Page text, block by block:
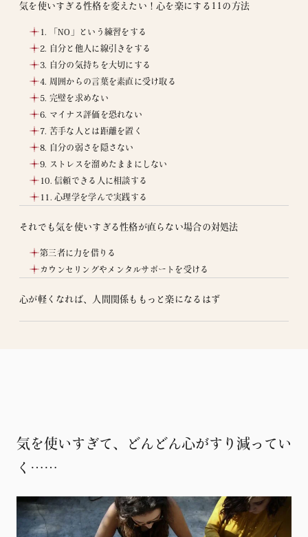
気を使いすぎる性格を変えたい！心を楽にする11の方法
1. 「NO」という練習をする
2. 自分と他人に線引きをする
3. 自分の気持ちを大切にする
4. 周囲からの言葉を素直に受け取る
5. 完璧を求めない
6. マイナス評価を恐れない
7. 苦手な人とは距離を置く
8. 自分の弱さを隠さない
9. ストレスを溜めたままにしない
10. 信頼できる人に相談する
11. 心理学を学んで実践する
それでも気を使いすぎる性格が直らない場合の対処法
第三者に力を借りる
カウンセリングやメンタルサポートを受ける
心が軽くなれば、人間関係ももっと楽になるはず
気を使いすぎて、どんどん心がすり減ってい
く……